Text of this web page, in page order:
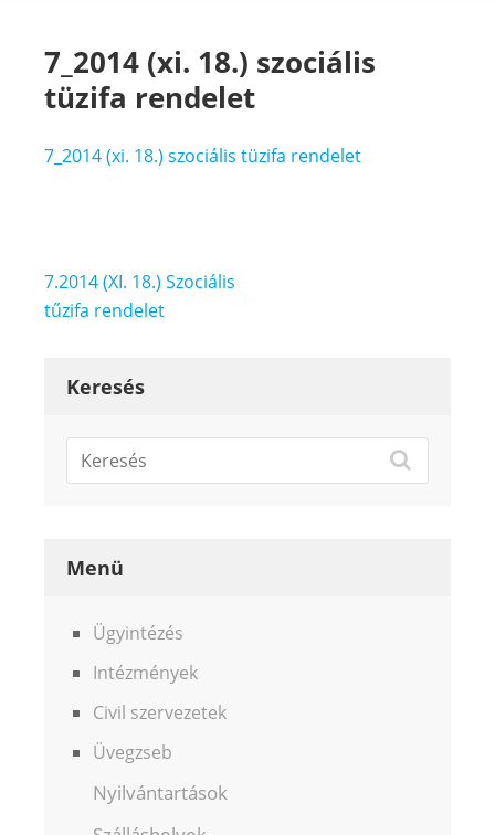
7_2014 (xi. 18.) szociális
tüzifa rendelet
7_2014 (xi. 18.) szociális tüzifa rendelet
Bejegyzés
navigáció
7.2014 (XI. 18.) Szociális
tűzifa rendelet
Keresés
Menü
Ügyintézés
Intézmények
Civil szervezetek
Üvegzseb
Nyilvántartások